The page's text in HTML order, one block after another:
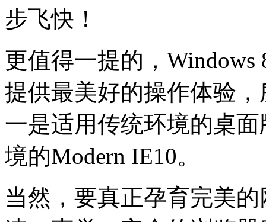
步飞快！
更值得一提的，
提供最美好的操作体验
一是适用传统环境的桌
境的Modern IE10。
当然，要真正孕育完美